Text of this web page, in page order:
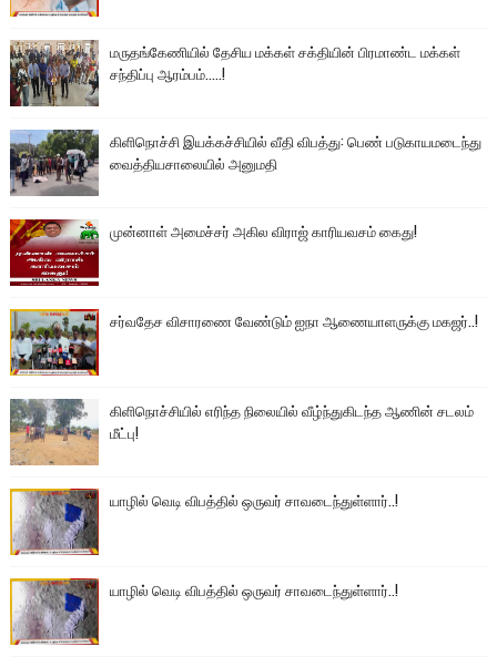
மருதங்கேணியில் தேசிய மக்கள் சக்தியின் பிரமாண்ட மக்கள்
சந்திப்பு ஆரம்பம்.....!
கிளிநொச்சி இயக்கச்சியில் வீதி விபத்து: பெண் படுகாயமடைந்து
வைத்தியசாலையில் அனுமதி
முன்னாள் அமைச்சர் அகில விராஜ் காரியவசம் கைது!
சர்வதேச விசாரணை வேண்டும் ஐநா ஆணையாளருக்கு மகஜர்..!
கிளிநொச்சியில் எரிந்த நிலையில் வீழ்ந்துகிடந்த ஆணின் சடலம்
மீட்பு!
யாழில் வெடி விபத்தில் ஒருவர் சாவடைந்துள்ளார்..!
யாழில் வெடி விபத்தில் ஒருவர் சாவடைந்துள்ளார்..!